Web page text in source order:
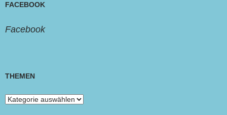
FACEBOOK
Facebook
THEMEN
Themen